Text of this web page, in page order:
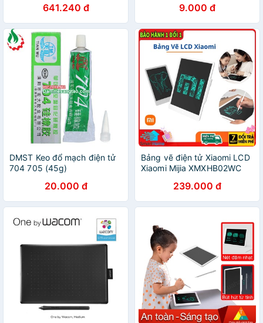
641.240 đ 9.000 đ
DMST Keo đổ mạch điện tử
704 705 (45g)
20.000 đ
Bảng vẽ điện tử Xiaomi LCD
Xiaomi Mijia XMXHB02WC
239.000 đ